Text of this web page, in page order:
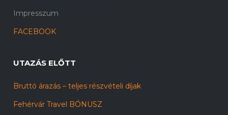
Impresszum
FACEBOOK
UTAZÁS ELŐTT
Bruttó árazás – teljes részvételi díjak
Fehérvár Travel BÓNUSZ